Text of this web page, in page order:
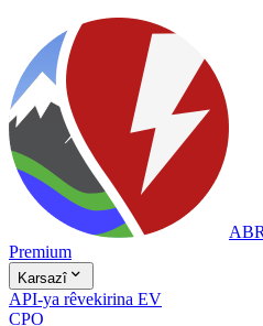
Premium
Karsazî 
API-ya rêvekirina EV
CPO